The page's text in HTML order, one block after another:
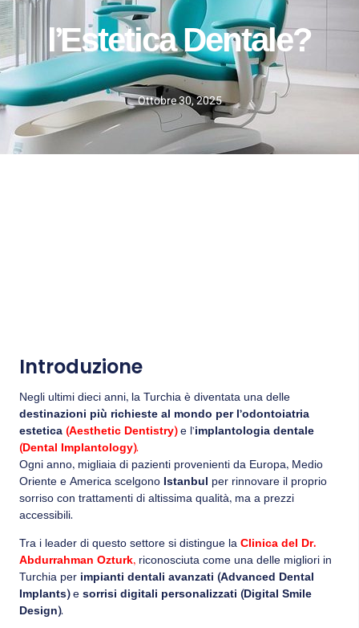
l’Estetica Dentale?
Ottobre 30, 2025
Introduzione
Negli ultimi dieci anni, la Turchia è diventata una delle
destinazioni più richieste al mondo per l’odontoiatria
estetica(Aesthetic Dentistry)e l’implantologia dentale
(Dental Implantology).
Ogni anno, migliaia di pazienti provenienti da Europa, Medio
Oriente e America scelgono Istanbul per rinnovare il proprio
sorriso con trattamenti di altissima qualità, ma a prezzi
accessibili.
Tra i leader di questo settore si distingue laClinica del Dr.
Abdurrahman Ozturk, riconosciuta come una delle migliori in
Turchia per impianti dentali avanzati (Advanced Dental
Implants)esorrisi digitali personalizzati (Digital Smile
Design).